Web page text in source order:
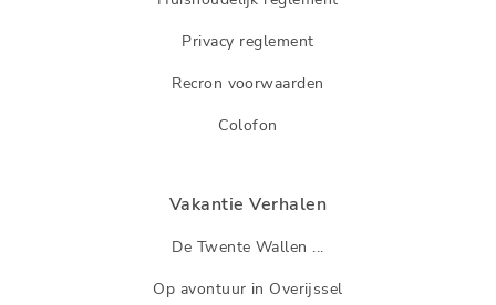
Privacy reglement
Recron voorwaarden
Colofon
Vakantie Verhalen
De Twente Wallen ...
Op avontuur in Overijssel